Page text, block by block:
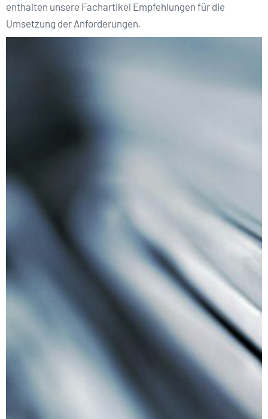
enthalten unsere Fachartikel Empfehlungen für die
Umsetzung der Anforderungen.